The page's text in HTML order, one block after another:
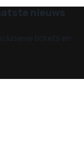
nieuws
tickets en